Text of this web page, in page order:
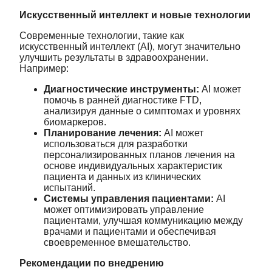
Искусственный интеллект и новые технологии
Современные технологии, такие как
искусственный интеллект (AI), могут значительно
улучшить результаты в здравоохранении.
Например:
Диагностические инструменты: AI может
помочь в ранней диагностике FTD,
анализируя данные о симптомах и уровнях
биомаркеров.
Планирование лечения: AI может
использоваться для разработки
персонализированных планов лечения на
основе индивидуальных характеристик
пациента и данных из клинических
испытаний.
Системы управления пациентами: AI
может оптимизировать управление
пациентами, улучшая коммуникацию между
врачами и пациентами и обеспечивая
своевременное вмешательство.
Рекомендации по внедрению